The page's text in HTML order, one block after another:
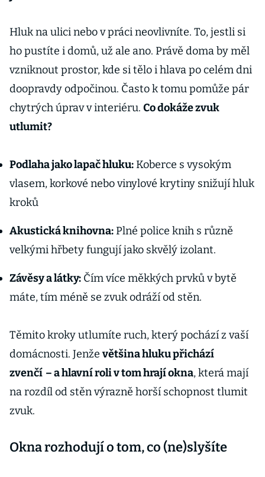
Hluk na ulici nebo v práci neovlivníte. To, jestli si
ho pustíte i domů, už ale ano. Právě doma by měl
vzniknout prostor, kde si tělo i hlava po celém dni
doopravdy odpočinou. Často k tomu pomůže pár
chytrých úprav v interiéru. Co dokáže zvuk
utlumit?
Podlaha jako lapač hluku:Koberce s vysokým
vlasem, korkové nebo vinylové krytiny snižují hluk
kroků
Akustická knihovna:Plné police knih s různě
velkými hřbety fungují jako skvělý izolant.
Závěsy a látky: Čím více měkkých prvků v bytě
máte, tím méně se zvuk odráží od stěn.
Těmito kroky utlumíte ruch, který pochází z vaší
domácnosti. Jenže většina hluku přichází
zvenčí – a hlavní roli v tom hrají okna, která mají
na rozdíl od stěn výrazně horší schopnost tlumit
zvuk.
Okna rozhodují o tom, co (ne)slyšíte